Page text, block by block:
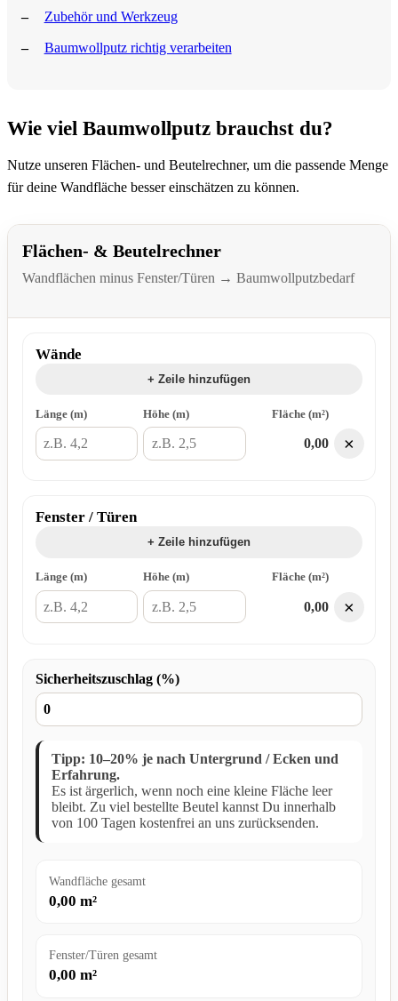
Zubehör und Werkzeug
Baumwollputz richtig verarbeiten
Wie viel Baumwollputz brauchst du?
Nutze unseren Flächen- und Beutelrechner, um die passende Menge
für deine Wandfläche besser einschätzen zu können.
Flächen- & Beutelrechner
Wandflächen minus Fenster/Türen → Baumwollputzbedarf
Wände
+ Zeile hinzufügen
Länge (m) Höhe (m) Fläche (m²)
0,00 ×
Fenster / Türen
+ Zeile hinzufügen
Länge (m) Höhe (m) Fläche (m²)
0,00 ×
Sicherheitszuschlag (%)
Tipp: 10–20% je nach Untergrund / Ecken und
Erfahrung.
Es ist ärgerlich, wenn noch eine kleine Fläche leer
bleibt. Zu viel bestellte Beutel kannst Du innerhalb
von 100 Tagen kostenfrei an uns zurücksenden.
Wandfläche gesamt
0,00 m²
Fenster/Türen gesamt
0,00 m²